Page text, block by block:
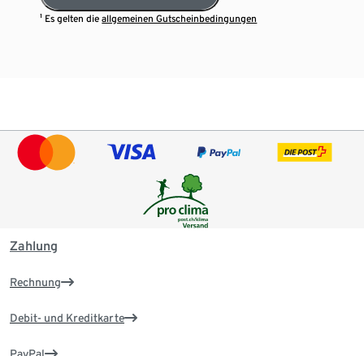
¹ Es gelten dieallgemeinen Gutscheinbedingungen
Zahlung
Rechnung
Debit- und Kreditkarte
PayPal